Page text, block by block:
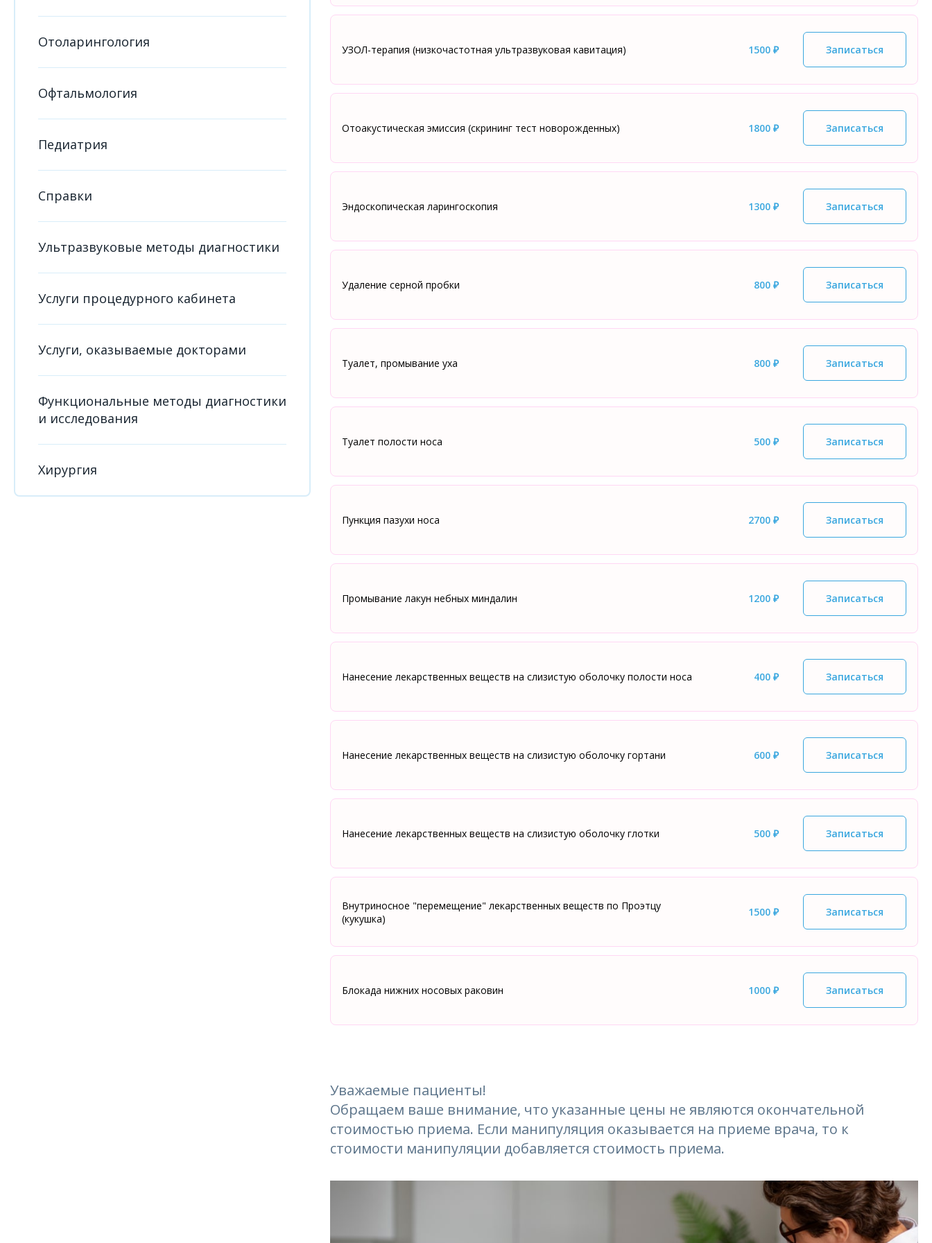
Отоларингология
Офтальмология
Педиатрия
Справки
Ультразвуковые методы диагностики
Услуги процедурного кабинета
Услуги, оказываемые докторами
Функциональные методы диагностики
и исследования
Хирургия
УЗОЛ-терапия (низкочастотная ультразвуковая кавитация) 1500 ₽ Записаться
Отоакустическая эмиссия (скрининг тест новорожденных) 1800 ₽ Записаться
Эндоскопическая ларингоскопия 1300 ₽ Записаться
Удаление серной пробки 800 ₽ Записаться
Туалет, промывание уха 800 ₽ Записаться
Туалет полости носа 500 ₽ Записаться
Пункция пазухи носа 2700 ₽ Записаться
Промывание лакун небных миндалин 1200 ₽ Записаться
Нанесение лекарственных веществ на слизистую оболочку полости носа 400 ₽ Записаться
Нанесение лекарственных веществ на слизистую оболочку гортани 600 ₽ Записаться
Нанесение лекарственных веществ на слизистую оболочку глотки 500 ₽ Записаться
Внутриносное "перемещение" лекарственных веществ по Проэтцу
(кукушка)
1500 ₽ Записаться
Блокада нижних носовых раковин 1000 ₽ Записаться
Уважаемые пациенты!
Обращаем ваше внимание, что указанные цены не являются окончательной
стоимостью приема. Если манипуляция оказывается на приеме врача, то к
стоимости манипуляции добавляется стоимость приема.